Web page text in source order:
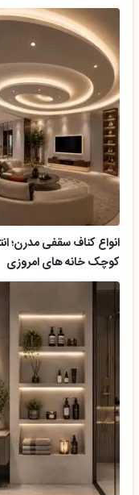
انواع کناف سقفی مدرن؛
کوچک خانه های امروزی